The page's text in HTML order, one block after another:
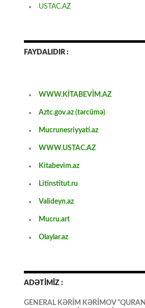
USTAC.AZ
FAYDALIDIR :
WWW.KİTABEVİM.AZ
Aztc.gov.az (tərcümə)
Mucrunesriyyati.az
WWW.USTAC.AZ
Kitabevim.az
Litinstitut.ru
Valideyn.az
Mucru.art
Olaylar.az
ADƏTİMİZ :
GENERAL KƏRİM KƏRİMOV “QURAN